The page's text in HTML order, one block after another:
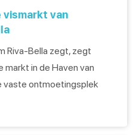
van
Riva-Bella zegt, zegt
in de Haven van
vaste ontmoetingsplek